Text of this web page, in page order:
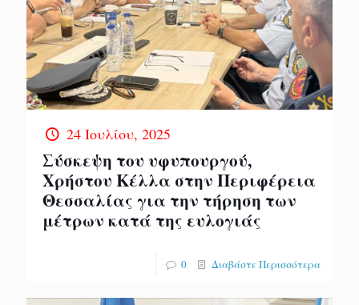
24 Ιουλίου, 2025
Σύσκεψη του υφυπουργού,
Χρήστου Κέλλα στην Περιφέρεια
Θεσσαλίας για την τήρηση των
μέτρων κατά της ευλογιάς
0 Διαβάστε Περισσότερα